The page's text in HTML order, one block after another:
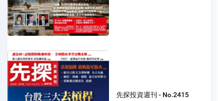
先探投資週刊 - No.2415